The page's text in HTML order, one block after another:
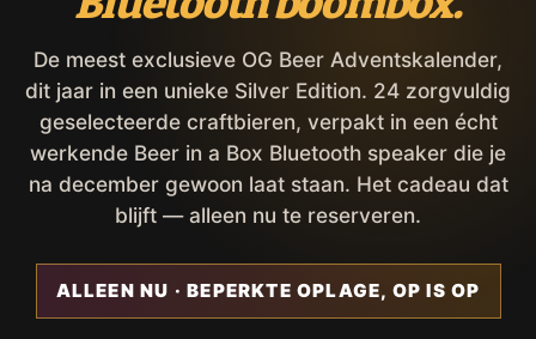
De meest exclusieve OG Beer Adventskalender,
dit jaar in een unieke Silver Edition. 24 zorgvuldig
geselecteerde craftbieren, verpakt in een écht
werkende Beer in a Box Bluetooth speaker die je
na december gewoon laat staan. Het cadeau dat
blijft — alleen nu te reserveren.
ALLEEN NU · BEPERKTE OPLAGE, OP IS OP